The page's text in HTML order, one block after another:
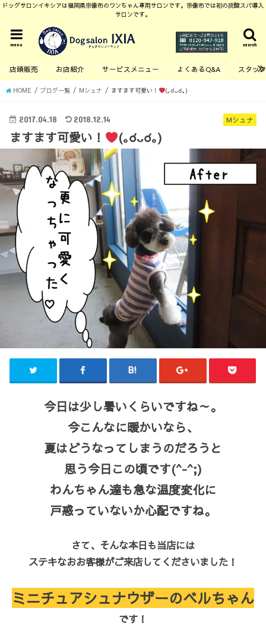
ドッグサロンイキシアは福岡県宗像市のワンちゃん専用サロンです。宗像市では初の炭酸スパ導入
サロンです。
search
menu
店頭販売 お店紹介 サービスメニュー よくあるQ&A スタッ
HOME ブログ一覧 Mシュナ ますます可愛い！ (｡☌ᴗ☌｡)
Mシュナ
2017.04.18 2018.12.14
ますます可愛い！ (｡☌ᴗ☌｡)
今日は少し暑いくらいですね～。
今こんなに暖かいなら、
夏はどうなってしまうのだろうと
思う今日この頃です(^-^;)
わんちゃん達も急な温度変化に
戸惑っていないか心配ですね。
さて、そんな本日も当店には
ステキなおお客様がご来店してくださいました！
ミニチュアシュナウザーのベルちゃん
です！